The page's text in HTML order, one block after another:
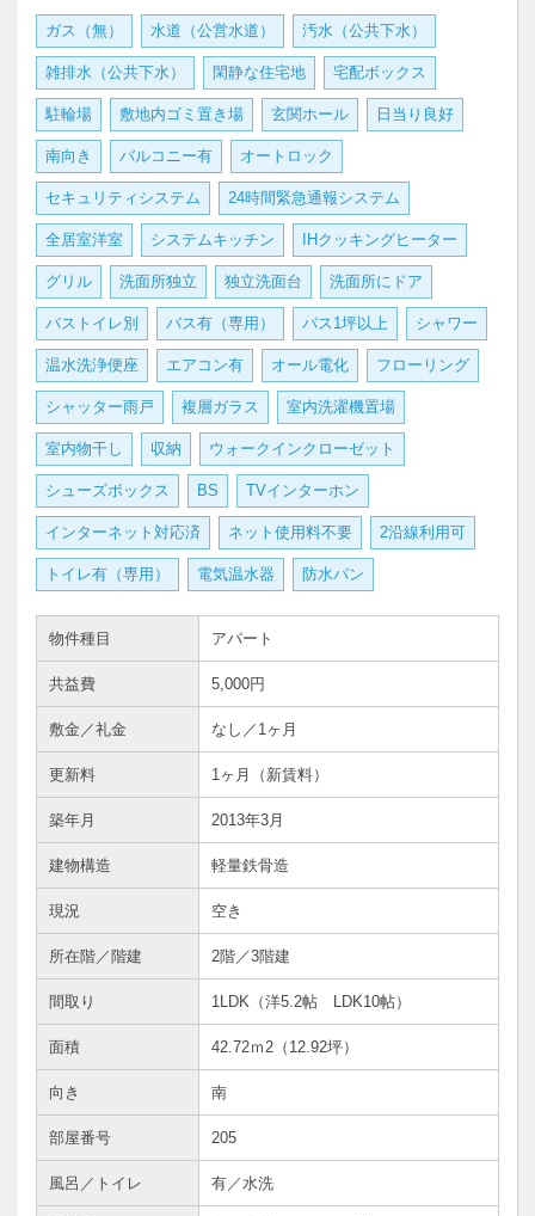
ガス（無） 水道（公営水道） 汚水（公共下水）
雑排水（公共下水） 閑静な住宅地 宅配ボックス
駐輪場 敷地内ゴミ置き場 玄関ホール 日当り良好
南向き バルコニー有 オートロック
セキュリティシステム 24時間緊急通報システム
全居室洋室 システムキッチン IHクッキングヒーター
グリル 洗面所独立 独立洗面台 洗面所にドア
バストイレ別 バス有（専用） バス1坪以上 シャワー
温水洗浄便座 エアコン有 オール電化 フローリング
シャッター雨戸 複層ガラス 室内洗濯機置場
室内物干し 収納 ウォークインクローゼット
シューズボックス BS TVインターホン
インターネット対応済 ネット使用料不要 2沿線利用可
トイレ有（専用） 電気温水器 防水パン
物件種目 アパート
共益費 5,000円
敷金／礼金 なし／1ヶ月
更新料 1ヶ月（新賃料）
築年月 2013年3月
建物構造 軽量鉄骨造
現況 空き
所在階／階建 2階／3階建
間取り 1LDK（洋5.2帖 LDK10帖）
面積 42.72ｍ2 （12.92坪）
向き 南
部屋番号 205
風呂／トイレ 有／水洗